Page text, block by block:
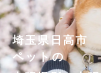
埼玉県日高市
ペットの